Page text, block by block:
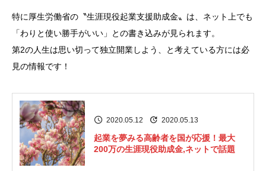
特に厚生労働省の〝生涯現役起業支援助成金〟は、ネット上でも
「わりと使い勝手がいい」との書き込みが見られます。
第2の人生は思い切って独立開業しよう、と考えている方には必
見の情報です！
2020.05.12 2020.05.13
起業を夢みる高齢者を国が応援！最大
200万の生涯現役助成金,ネットで話題